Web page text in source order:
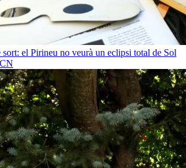
sort: el Pirineu no veurà un eclipsi total de Sol